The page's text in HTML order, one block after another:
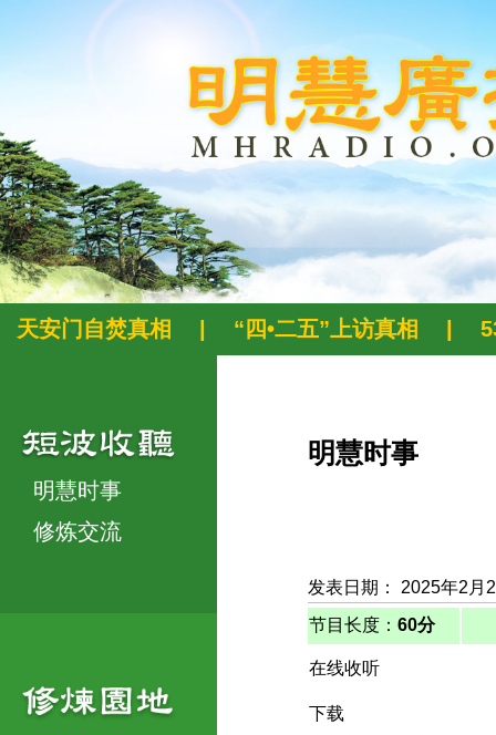
天安门自焚真相 “四•二五”上访真相
明慧时事
修炼交流
明慧时事
发表日期： 2025年2月
节目长度： 60分
在线收听
下载